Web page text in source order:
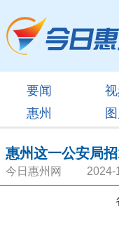
要闻
惠州
惠州这一公安局招
今日惠州网 2024-